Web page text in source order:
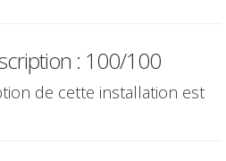
: 100/100
de cette installation est